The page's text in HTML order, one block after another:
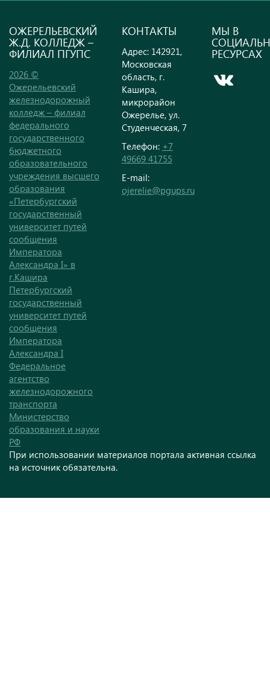
ОЖЕРЕЛЬЕВСКИЙ
Ж.Д. КОЛЛЕДЖ –
ФИЛИАЛ ПГУПС
2026 ©
Ожерельевский
железнодорожный
колледж – филиал
федерального
государственного
бюджетного
образовательного
учреждения высшего
образования
«Петербургский
государственный
университет путей
сообщения
Императора
Александра I» в
г.Кашира
Петербургский
государственный
университет путей
сообщения
Императора
Александра I
Федеральное
агентство
железнодорожного
транспорта
Министерство
образования и науки
РФ
КОНТАКТЫ
Адрес: 142921,
Московская
область, г.
Кашира,
микрорайон
Ожерелье, ул.
Студенческая, 7
Телефон: +7
49669 41755
E-mail:
ojerelie@pgups.ru
МЫ В
РЕСУРСАХ
При использовании материалов портала активная ссылка
на источник обязательна.